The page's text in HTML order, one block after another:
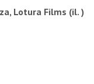
Lotura Films (il. )